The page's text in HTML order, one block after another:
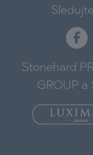
Stonehard
GROUP a